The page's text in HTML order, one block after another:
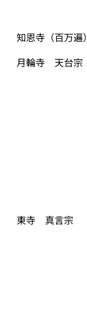
知恩寺（百万遍
月輪寺　天台宗
東寺　真言宗